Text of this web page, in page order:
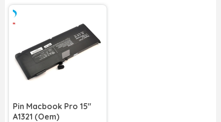
Pin Macbook Pro 15"
A1321 (Oem)